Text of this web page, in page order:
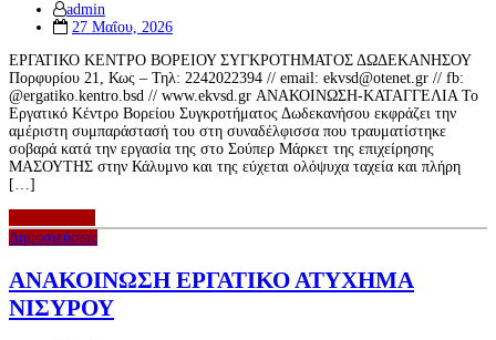
admin
Posted
27 Μαΐου, 2026
ΕΡΓΑΤΙΚΟ ΚΕΝΤΡΟ ΒΟΡΕΙΟΥ ΣΥΓΚΡΟΤΗΜΑΤΟΣ ΔΩΔΕΚΑΝΗΣΟΥ
Πορφυρίου 21, Κως – Τηλ: 2242022394 // email: ekvsd@otenet.gr // fb:
@ergatiko.kentro.bsd // www.ekvsd.gr ΑΝΑΚΟΙΝΩΣΗ-ΚΑΤΑΓΓΕΛΙΑ Το
Εργατικό Κέντρο Βορείου Συγκροτήματος Δωδεκανήσου εκφράζει την
αμέριστη συμπαράστασή του στη συναδέλφισσα που τραυματίστηκε
σοβαρά κατά την εργασία της στο Σούπερ Μάρκετ της επιχείρησης
ΜΑΣΟΥΤΗΣ στην Κάλυμνο και της εύχεται ολόψυχα ταχεία και πλήρη
[…]
Δημοσιεύσεις
ΑΝΑΚΟΙΝΩΣΗ ΕΡΓΑΤΙΚΟ ΑΤΥΧΗΜΑ
ΝΙΣΥΡΟΥ